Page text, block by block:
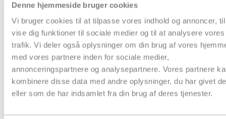
Denne hjemmeside bruger cookies
Vi bruger cookies til at tilpasse vores indhold og annoncer,
vise dig funktioner til sociale medier og til at analysere vores
trafik. Vi deler også oplysninger om din brug af vores
med vores partnere inden for sociale medier,
annonceringspartnere og analysepartnere. Vores partnere
kombinere disse data med andre oplysninger, du har givet
eller som de har indsamlet fra din brug af deres tjenester.
Strapbånd & hæftning
Euro- og engangspaller
Bæredygtig emballage
Tryksager
Special emballage
Miljøvenlig emballage
Digitale ydelse
Fairemballage